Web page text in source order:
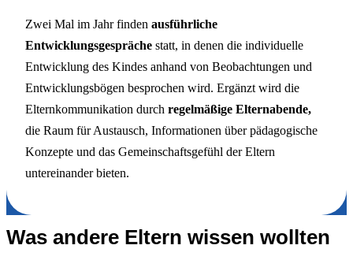
Zwei Mal im Jahr finden ausführliche
Entwicklungsgespräche statt, in denen die individuelle
Entwicklung des Kindes anhand von Beobachtungen und
Entwicklungsbögen besprochen wird. Ergänzt wird die
Elternkommunikation durch regelmäßige Elternabende,
die Raum für Austausch, Informationen über pädagogische
Konzepte und das Gemeinschaftsgefühl der Eltern
untereinander bieten.
Was andere Eltern wissen wollten